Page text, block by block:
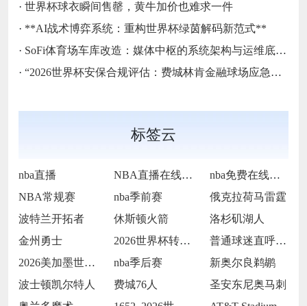
· 世界杯球衣瞬间售罄，黄牛加价也难求一件
· **AI战术博弈系统：重构世界杯绿茵解码新范式**
· SoFi体育场车库改造：媒体中枢的系统架构与运维底层逻辑
· “2026世界杯安保合规评估：费城林肯金融球场应急疏散通道宽度标准核查”
标签云
nba直播 NBA直播在线观看
nba免费在线高清直播
NBA常规赛
nba季前赛
俄克拉荷马雷霆
波特兰开拓者
休斯顿火箭
洛杉矶湖人
金州勇士
2026世界杯转播收费过高
普通球迷直呼看不起
2026美加墨世界杯决赛场地提前封闭维护
nba季后赛
新奥尔良鹈鹕
波士顿凯尔特人
费城76人
圣安东尼奥马刺